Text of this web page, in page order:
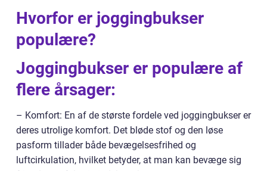
Hvorfor er joggingbukser
populære?
Joggingbukser er populære af
flere årsager:
– Komfort: En af de største fordele ved joggingbukser er
deres utrolige komfort. Det bløde stof og den løse
pasform tillader både bevægelsesfrihed og
luftcirkulation, hvilket betyder, at man kan bevæge sig